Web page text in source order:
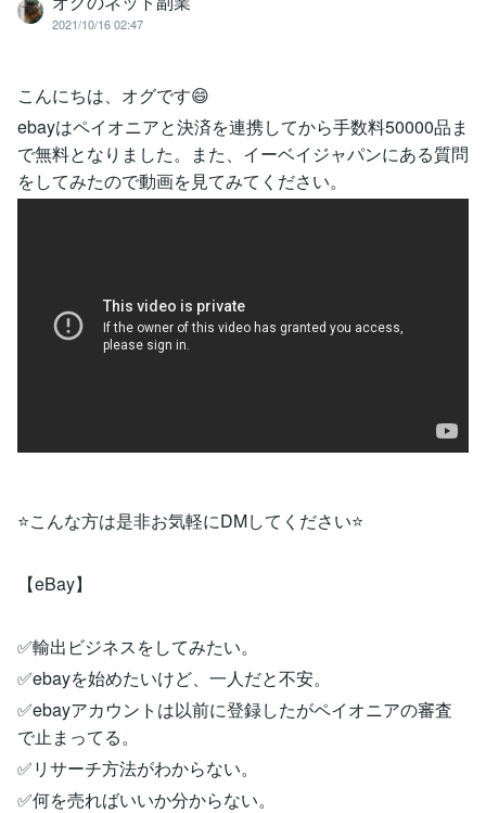
2021/10/16 02:47
こんにちは、オグです😄
ebayはペイオニアと決済を連携してから手数料50000品ま
で無料となりました。また、イーベイジャパンにある質問
をしてみたので動画を見てみてください。
⭐こんな方は是非お気軽にDMしてください⭐
【eBay】
✅輸出ビジネスをしてみたい。
✅ebayを始めたいけど、一人だと不安。
✅ebayアカウントは以前に登録したがペイオニアの審査
で止まってる。
✅リサーチ方法がわからない。
✅何を売ればいいか分からない。